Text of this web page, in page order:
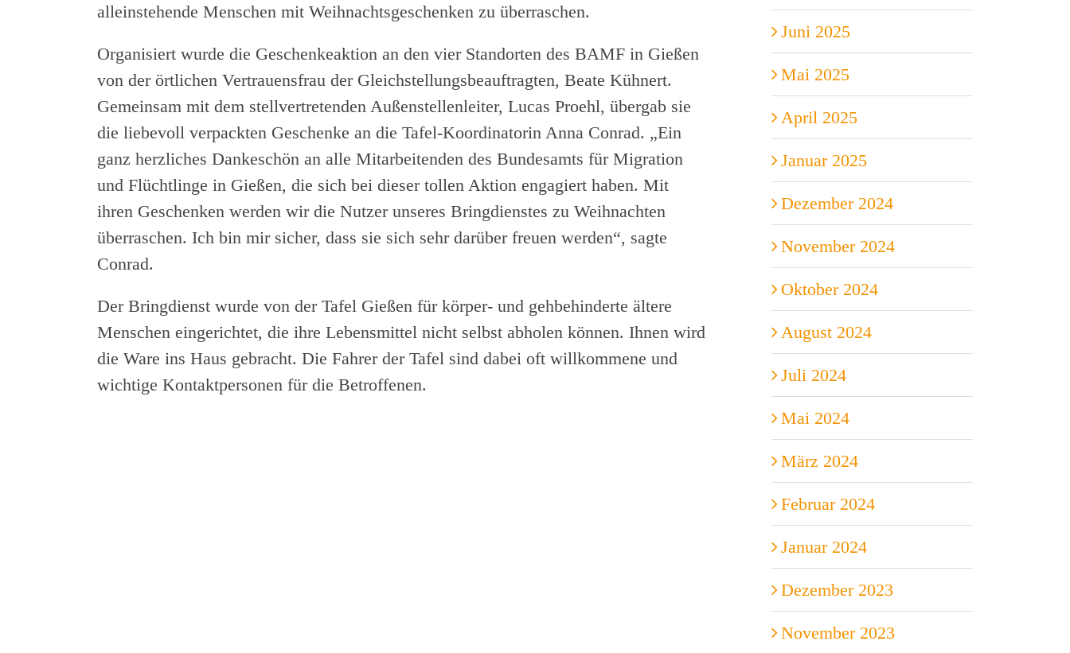
alleinstehende Menschen mit Weihnachtsgeschenken zu überraschen.
Organisiert wurde die Geschenkeaktion an den vier Standorten des BAMF in Gießen
von der örtlichen Vertrauensfrau der Gleichstellungsbeauftragten, Beate Kühnert.
Gemeinsam mit dem stellvertretenden Außenstellenleiter, Lucas Proehl, übergab sie
die liebevoll verpackten Geschenke an die Tafel-Koordinatorin Anna Conrad. „Ein
ganz herzliches Dankeschön an alle Mitarbeitenden des Bundesamts für Migration
und Flüchtlinge in Gießen, die sich bei dieser tollen Aktion engagiert haben. Mit
ihren Geschenken werden wir die Nutzer unseres Bringdienstes zu Weihnachten
überraschen. Ich bin mir sicher, dass sie sich sehr darüber freuen werden“, sagte
Conrad.
Der Bringdienst wurde von der Tafel Gießen für körper- und gehbehinderte ältere
Menschen eingerichtet, die ihre Lebensmittel nicht selbst abholen können. Ihnen wird
die Ware ins Haus gebracht. Die Fahrer der Tafel sind dabei oft willkommene und
wichtige Kontaktpersonen für die Betroffenen.
Juni 2025
Mai 2025
April 2025
Januar 2025
Dezember 2024
November 2024
Oktober 2024
August 2024
Juli 2024
Mai 2024
März 2024
Februar 2024
Januar 2024
Dezember 2023
November 2023